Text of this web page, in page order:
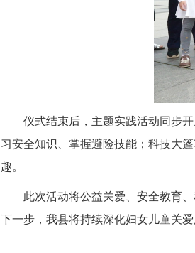
仪式结束后，主题实践活动同步
习安全知识、掌握避险技能；科技大
趣。
此次活动将公益关爱、安全教育
下一步，我县将持续深化妇女儿童关